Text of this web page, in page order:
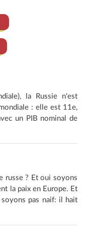
la Russie n'est
: elle est 11e,
un PIB nominal de
russe ? Et oui soyons
la paix en Europe. Et
pas naif: il hait